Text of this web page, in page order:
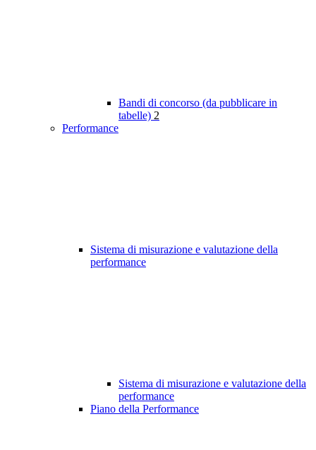
Bandi di concorso (da pubblicare in
tabelle) 2
Performance
Sistema di misurazione e valutazione della
performance
Sistema di misurazione e valutazione della
performance
Piano della Performance